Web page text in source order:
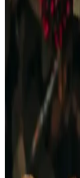
Quad Kutulu
profesyonel saç
kullanımı kolaydır
Nail Master
Seçenekleri
Nail Master kalıcı
sağlar. Renk
günlük ve özel
Aseton